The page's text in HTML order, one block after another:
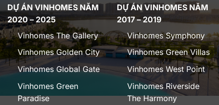
DỰ ÁN VINHOMES NĂM
2020 – 2025
Vinhomes The Gallery
Vinhomes Golden City
Vinhomes Global Gate
Vinhomes Green
Paradise
DỰ ÁN VINHOMES NĂM
2017 – 2019
Vinhomes Symphony
Vinhomes Green Villas
Vinhomes West Point
Vinhomes Riverside
The Harmony